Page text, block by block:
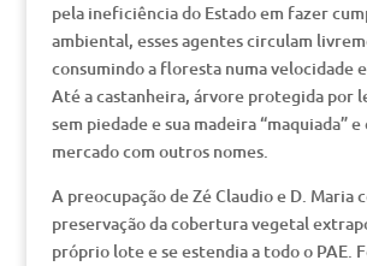
pela ineficiência do Estado em fazer
ambiental, esses agentes circulam
consumindo a floresta numa velocidade
Até a castanheira, árvore protegida por
sem piedade e sua madeira “maquiada”
mercado com outros nomes.
A preocupação de Zé Claudio e D. Maria
preservação da cobertura vegetal
próprio lote e se estendia a todo o PAE.